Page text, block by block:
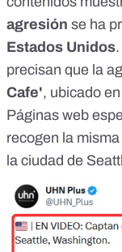
agresión se ha
Estados Unidos
precisan que la
Cafe', ubicado
Páginas web
recogen la
la ciudad de